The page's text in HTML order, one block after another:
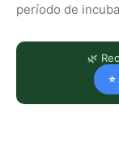
período de
🌿